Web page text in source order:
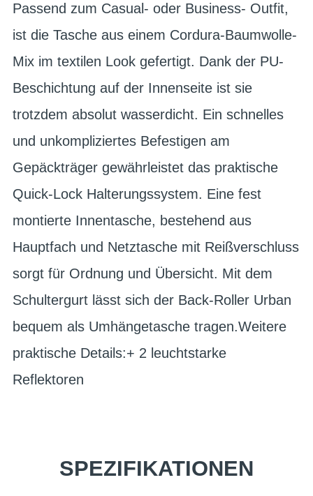
Passend zum Casual- oder Business- Outfit,
ist die Tasche aus einem Cordura-Baumwolle-
Mix im textilen Look gefertigt. Dank der PU-
Beschichtung auf der Innenseite ist sie
trotzdem absolut wasserdicht. Ein schnelles
und unkompliziertes Befestigen am
Gepäckträger gewährleistet das praktische
Quick-Lock Halterungssystem. Eine fest
montierte Innentasche, bestehend aus
Hauptfach und Netztasche mit Reißverschluss
sorgt für Ordnung und Übersicht. Mit dem
Schultergurt lässt sich der Back-Roller Urban
bequem als Umhängetasche tragen.Weitere
praktische Details:+ 2 leuchtstarke
Reflektoren
SPEZIFIKATIONEN